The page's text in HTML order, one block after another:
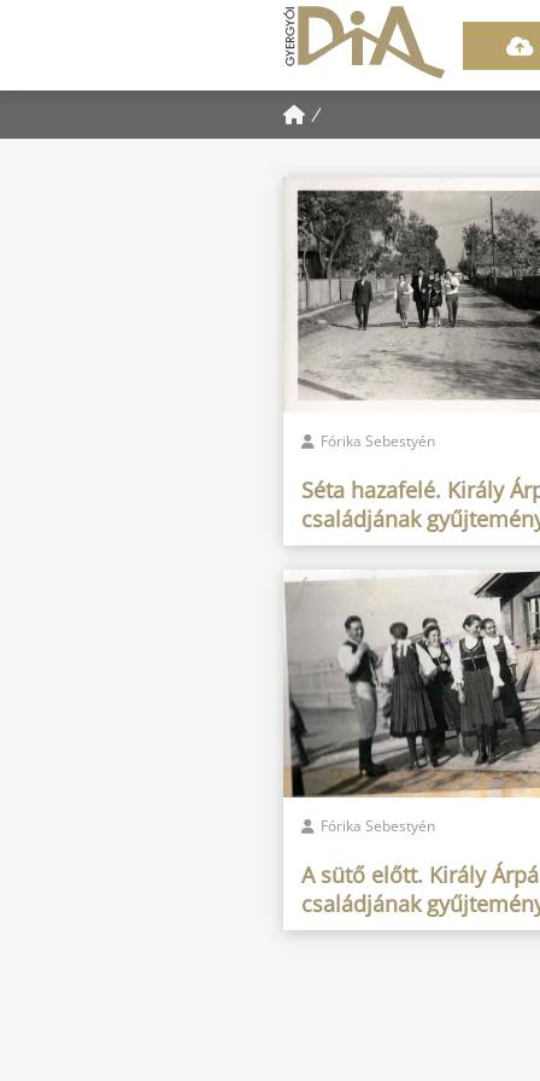
/
Fórika Sebestyén
Séta hazafelé. Király
családjának
Fórika Sebestyén
A sütő előtt. Király
családjának